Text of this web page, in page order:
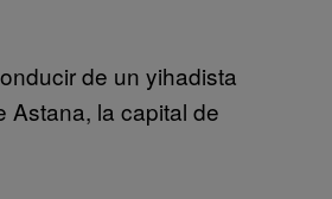
de un yihadista
Astana, la capital de